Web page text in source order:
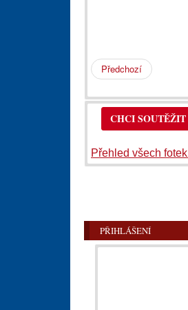
Předchozí
CHCI SOUTĚŽIT
Přehled všech fotek
PŘIHLÁŠENÍ